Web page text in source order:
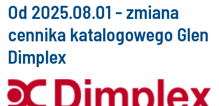
Od 2025.08.01 - zmiana
cennika katalogowego Glen
Dimplex